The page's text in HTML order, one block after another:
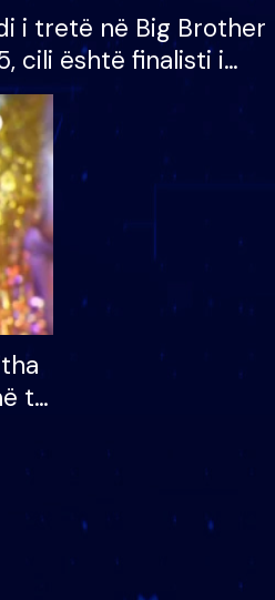
i tretë në Big Brother
cili është finalisti i
që lë shtëpinë
të